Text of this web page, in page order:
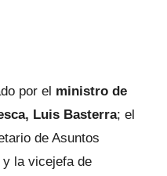
por el ministro de
Luis Basterra; el
de Asuntos
la vicejefa de